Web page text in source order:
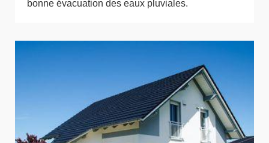
bonne évacuation des eaux pluviales.